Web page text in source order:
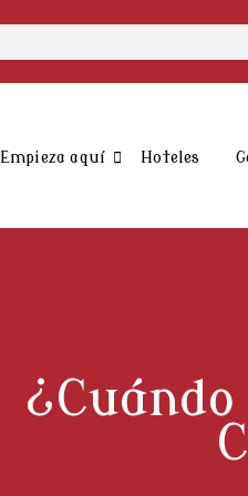
Empieza aquí Hoteles